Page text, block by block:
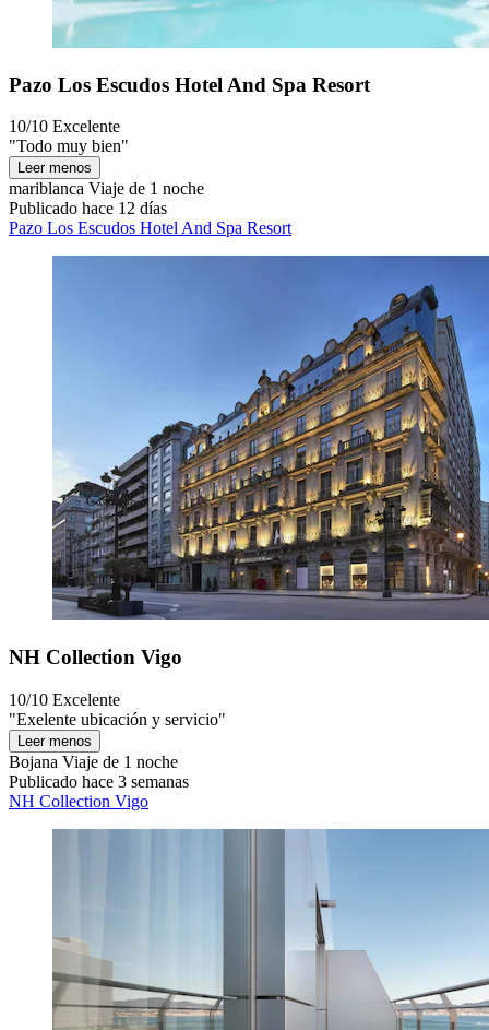
Pazo Los Escudos Hotel And Spa Resort
10/10 Excelente
"Todo muy bien"
Leer menos
mariblanca Viaje de 1 noche
Publicado hace 12 días
Pazo Los Escudos Hotel And Spa Resort
NH Collection Vigo
10/10 Excelente
"Exelente ubicación y servicio"
Leer menos
Bojana Viaje de 1 noche
Publicado hace 3 semanas
NH Collection Vigo